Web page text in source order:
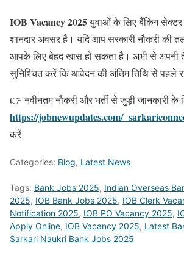
IOB Vacancy 2025युवाओं के लिए बैंकिंग सेक्टर
शानदार अवसर है। यदि आप सरकारी नौकरी की
आपके लिए बेहद खास हो सकता है। अभी से अपनी
सुनिश्चित करें कि आवेदन की अंतिम तिथि से पहले
👉 नवीनतम नौकरी और भर्ती से जुड़ी जानकारी के
https://jobnewupdates.com/
करें
Categories: Blog, Latest News
Tags: Bank Jobs 2025, Indian Overseas
2025, IOB Bank Jobs 2025, IOB Clerk
Notification 2025, IOB PO Vacancy 2025,
Apply Online, IOB Vacancy 2025, Latest
Sarkari Naukri Bank Jobs 2025